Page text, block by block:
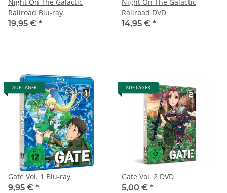
Railroad Blu-ray
19,95 € *
Railroad DVD
14,95 € *
AUF LAGER
Gate Vol. 1 Blu-ray
9,95 € *
AUF LAGER
Gate Vol. 2 DVD
5,00 € *